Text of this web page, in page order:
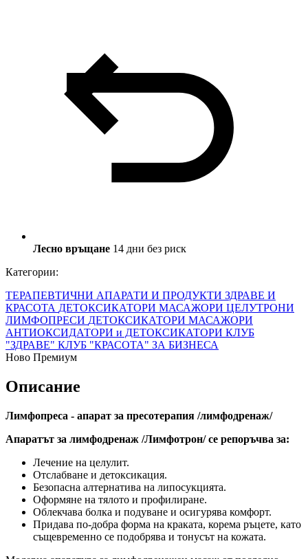
Лесно връщане 14 дни без риск
Категории:
ТЕРАПЕВТИЧНИ АПАРАТИ И ПРОДУКТИ ЗДРАВЕ И
КРАСОТА ДЕТОКСИКАТОРИ МАСАЖОРИ ЦЕЛУТРОНИ
ЛИМФОПРЕСИ ДЕТОКСИКАТОРИ МАСАЖОРИ
АНТИОКСИДАТОРИ и ДЕТОКСИКАТОРИ КЛУБ
"ЗДРАВЕ" КЛУБ "КРАСОТА" ЗА БИЗНЕСА
Ново Премиум
Описание
Лимфопреса - апарат за пресотерапия /лимфодренаж/
Апаратът за лимфодренаж /Лимфотрон/ се репоръчва за:
Лечение на целулит.
Отслабване и детоксикация.
Безопасна алтернатива на липосукцията.
Оформяне на тялото и профилиране.
Облекчава болка и подуване и осигурява комфорт.
Придава по-добра форма на краката, корема ръцете, като
същевременно се подобрява и тонусът на кожата.